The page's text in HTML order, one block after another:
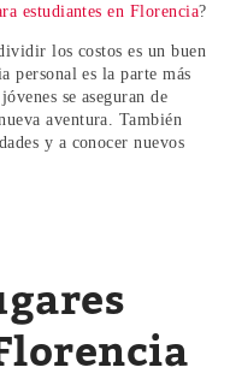
estudiantes en Florencia?
los costos es un buen
personal es la parte más
se aseguran de
aventura. También
y a conocer nuevos